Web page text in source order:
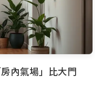
內氣場」比大門